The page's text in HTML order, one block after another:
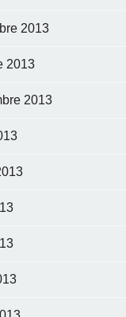
2013
2013
2013